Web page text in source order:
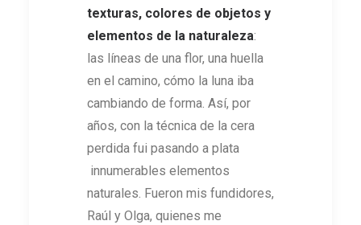
texturas, colores de objetos y
elementos de la naturaleza:
las líneas de una flor, una huella
en el camino, cómo la luna iba
cambiando de forma. Así, por
años, con la técnica de la cera
perdida fui pasando a plata
innumerables elementos
naturales. Fueron mis fundidores,
Raúl y Olga, quienes me